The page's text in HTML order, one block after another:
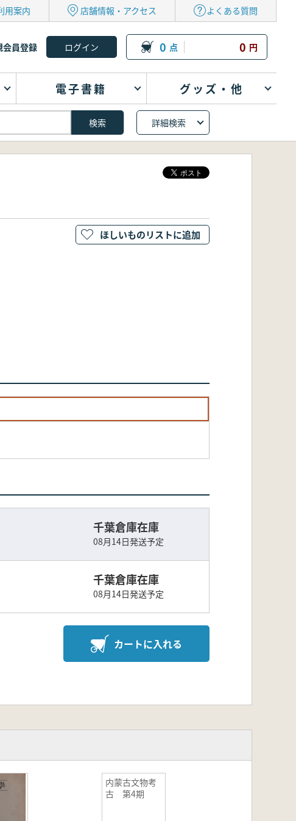
用案内 店舗情報・アクセス よくある質問
会員登録 0 点 0 円
電子書籍 グッズ・他
詳細検索
千葉倉庫在庫
08月14日発送予定
千葉倉庫在庫
08月14日発送予定
カートに入れる
ほしいものリストに追加
内蒙古文物考
古 第4期